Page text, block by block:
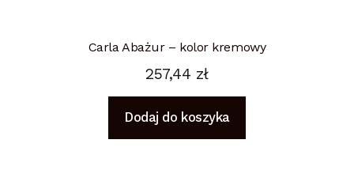
Carla Abażur – kolor kremowy
257,44 zł
Dodaj do koszyka